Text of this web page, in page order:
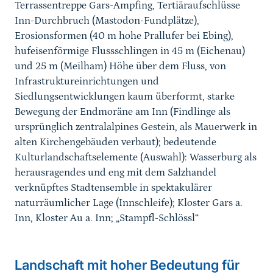
Terrassentreppe Gars-Ampfing, Tertiäraufschlüsse
Inn-Durchbruch (Mastodon-Fundplätze),
Erosionsformen (40 m hohe Prallufer bei Ebing),
hufeisenförmige Flussschlingen in 45 m (Eichenau)
und 25 m (Meilham) Höhe über dem Fluss, von
Infrastruktureinrichtungen und
Siedlungsentwicklungen kaum überformt, starke
Bewegung der Endmoräne am Inn (Findlinge als
ursprünglich zentralalpines Gestein, als Mauerwerk in
alten Kirchengebäuden verbaut); bedeutende
Kulturlandschaftselemente (Auswahl): Wasserburg als
herausragendes und eng mit dem Salzhandel
verknüpftes Stadtensemble in spektakulärer
naturräumlicher Lage (Innschleife); Kloster Gars a.
Inn, Kloster Au a. Inn; „Stampfl-Schlössl“
Landschaft mit hoher Bedeutung für